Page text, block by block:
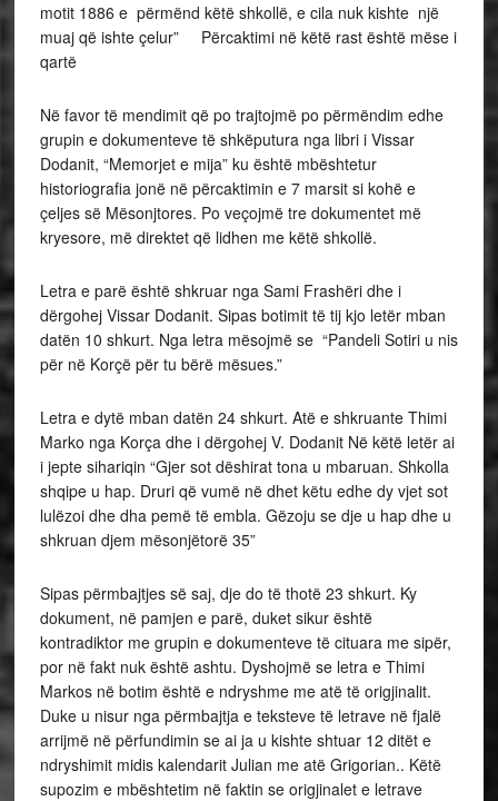
motit 1886 e përmënd këtë shkollë, e cila nuk kishte një
muaj që ishte çelur” Përcaktimi në këtë rast është mëse i
qartë
Në favor të mendimit që po trajtojmë po përmëndim edhe
grupin e dokumenteve të shkëputura nga libri i Vissar
Dodanit, “Memorjet e mija” ku është mbështetur
historiografia jonë në përcaktimin e 7 marsit si kohë e
çeljes së Mësonjtores. Po veçojmë tre dokumentet më
kryesore, më direktet që lidhen me këtë shkollë.
Letra e parë është shkruar nga Sami Frashëri dhe i
dërgohej Vissar Dodanit. Sipas botimit të tij kjo letër mban
datën 10 shkurt. Nga letra mësojmë se “Pandeli Sotiri u nis
për në Korçë për tu bërë mësues.”
Letra e dytë mban datën 24 shkurt. Atë e shkruante Thimi
Marko nga Korça dhe i dërgohej V. Dodanit Në këtë letër ai
i jepte sihariqin “Gjer sot dëshirat tona u mbaruan. Shkolla
shqipe u hap. Druri që vumë në dhet këtu edhe dy vjet sot
lulëzoi dhe dha pemë të embla. Gëzoju se dje u hap dhe u
shkruan djem mësonjëtorë 35”
Sipas përmbajtjes së saj, dje do të thotë 23 shkurt. Ky
dokument, në pamjen e parë, duket sikur është
kontradiktor me grupin e dokumenteve të cituara me sipër,
por në fakt nuk është ashtu. Dyshojmë se letra e Thimi
Markos në botim është e ndryshme me atë të origjinalit.
Duke u nisur nga përmbajtja e teksteve të letrave në fjalë
arrijmë në përfundimin se ai ja u kishte shtuar 12 ditët e
ndryshimit midis kalendarit Julian me atë Grigorian.. Këtë
supozim e mbështetim në faktin se origjinalet e letrave